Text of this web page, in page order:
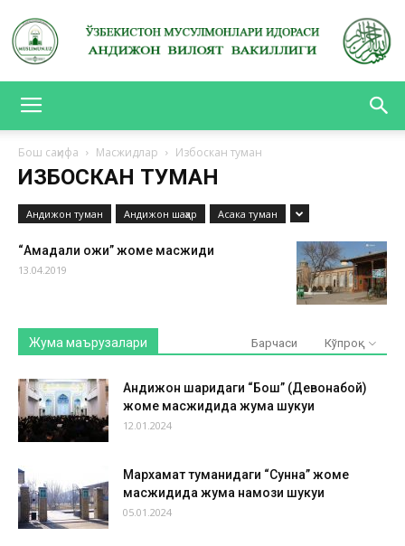
ВИЛОЯТ
Бош саҳифа Масжидлар Избоскан туман
ИЗБОСКАН ТУМАН
Андижон туман Андижон шаҳар Асака туман
“Аҳмадали ҳожи” жоме масжиди
13.04.2019
Жума маърузалари Барчаси Кўпроқ
Андижон шаҳридаги “Бош” (Девонабой)
жоме масжидида жума шукуҳи
12.01.2024
Мархамат туманидаги “Сунна” жоме
масжидида жума намози шукуҳи
05.01.2024